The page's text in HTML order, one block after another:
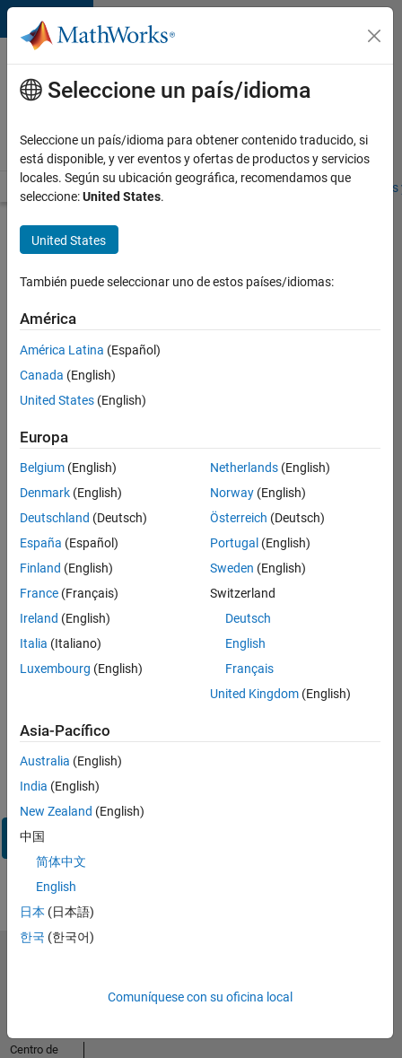
Saltar al contenido
Ofertas
de
empleo
MathWorks
Visión general Búsqueda de empleo Oficinas locales
Enviar
solicitud
Senior
Product
Engineer
-
Aerospace
Inicie
sesión
en
su
cuenta
de
empleo
Dirección de correo electrónico
Contraseña
su
contraseña?
Iniciar
sesión
Seleccione un país/idioma
Seleccione un país/idioma para obtener contenido traducido, si
está disponible, y ver eventos y ofertas de productos y servicios
locales. Según su ubicación geográfica, recomendamos que
seleccione:United States.
United States
También puede seleccionar uno de estos países/idiomas:
América
América Latina (Español)
Canada (English)
United States (English)
Europa
Belgium (English)
Denmark (English)
Deutschland (Deutsch)
España (Español)
Finland (English)
France (Français)
Ireland (English)
Italia (Italiano)
Luxembourg (English)
Netherlands(English)
Norway(English)
Österreich (Deutsch)
Portugal (English)
Sweden (English)
Switzerland
Deutsch
English
Français
United Kingdom(English)
Asia-Pacífico
Australia (English)
India (English)
New Zealand (English)
中国
简体中文
English
日本 (日本語)
한국 (한국어)
Comuníquese con su oficina local
Centro de